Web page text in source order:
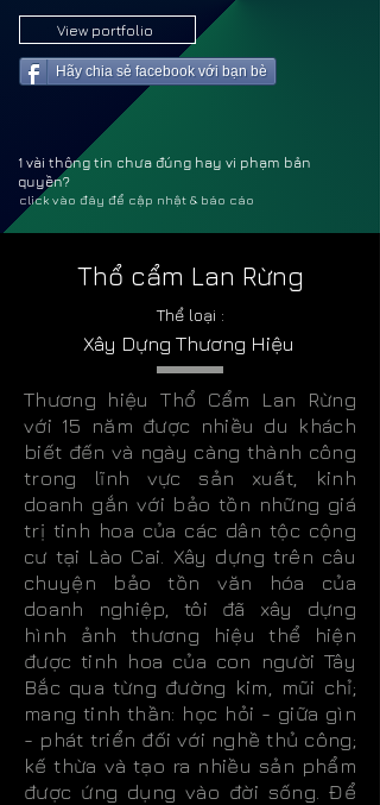
View portfolio
Hãy chia sẻ facebook với bạn bè
1 vài thông tin chưa đúng hay vi phạm bản
quyền?
click vào đây để cập nhật & báo cáo
Thổ cẩm Lan Rừng
Thể loại :
Xây Dựng Thương Hiệu
Thương hiệu Thổ Cẩm Lan Rừng
với 15 năm được nhiều du khách
biết đến và ngày càng thành công
trong lĩnh vực sản xuất, kinh
doanh gắn với bảo tồn những giá
trị tinh hoa của các dân tộc cộng
cư tại Lào Cai. Xây dựng trên câu
chuyện bảo tồn văn hóa của
doanh nghiệp, tôi đã xây dựng
hình ảnh thương hiệu thể hiện
được tinh hoa của con người Tây
Bắc qua từng đường kim, mũi chỉ;
mang tinh thần: học hỏi - giữa gìn
- phát triển đối với nghề thủ công;
kế thừa và tạo ra nhiều sản phẩm
được ứng dụng vào đời sống. Để